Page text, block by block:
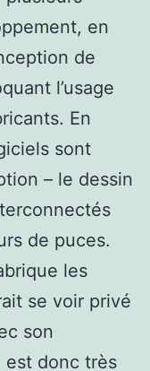
en
de
l’usage
En
sont
– le dessin
de puces.
les
se voir privé
son
est donc très